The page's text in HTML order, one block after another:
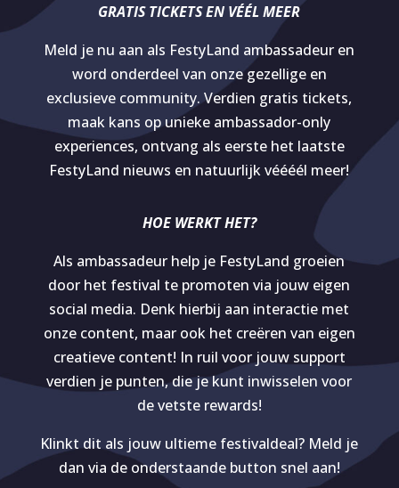
GRATIS TICKETS EN VÉÉL MEER
Meld je nu aan als FestyLand ambassadeur en
word onderdeel van onze gezellige en
exclusieve community. Verdien gratis tickets,
maak kans op unieke ambassador-only
experiences, ontvang als eerste het laatste
FestyLand nieuws en natuurlijk véééél meer!
HOE WERKT HET?
Als ambassadeur help je FestyLand groeien
door het festival te promoten via jouw eigen
social media. Denk hierbij aan interactie met
onze content, maar ook het creëren van eigen
creatieve content! In ruil voor jouw support
verdien je punten, die je kunt inwisselen voor
de vetste rewards!
Klinkt dit als jouw ultieme festivaldeal? Meld je
dan via de onderstaande button snel aan!